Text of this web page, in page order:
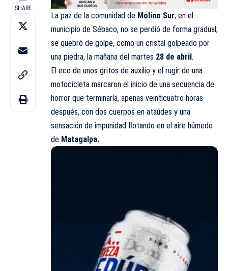
SHARE
La paz de la comunidad de Molino Sur, en el
municipio de Sébaco, no se perdió de forma gradual;
se quebró de golpe, como un cristal golpeado por
una piedra, la mañana del martes 28 de abril.
El eco de unos gritos de auxilio y el rugir de una
motocicleta marcaron el inicio de una secuencia de
horror que terminaría, apenas veinticuatro horas
después, con dos cuerpos en ataúdes y una
sensación de impunidad flotando en el aire húmedo
de Matagalpa.